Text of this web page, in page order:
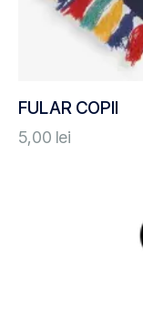
FULAR COPII
5,00 lei